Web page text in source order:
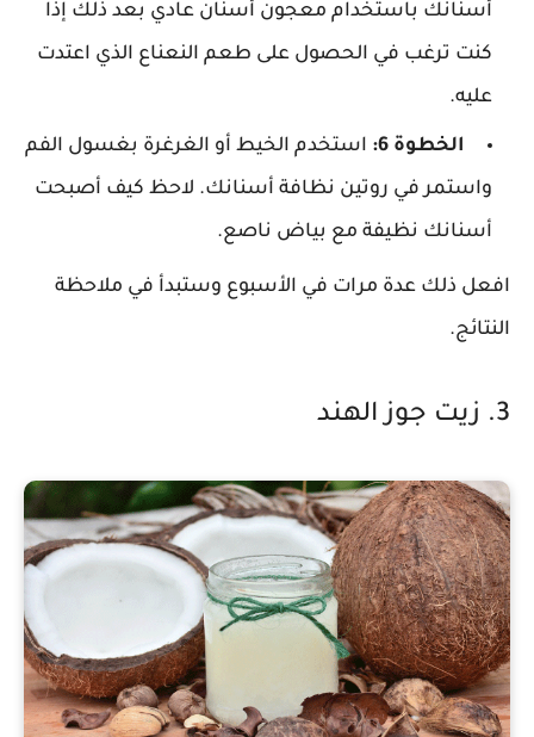
أسنانك باستخدام معجون أسنان عادي بعد ذلك إذا
كنت ترغب في الحصول على طعم النعناع الذي اعتدت
عليه.
الخطوة 6:
استخدم الخيط أو الغرغرة بغسول الفم
واستمر في روتين نظافة أسنانك. لاحظ كيف أصبحت
أسنانك نظيفة مع بياض ناصع.
افعل ذلك عدة مرات في الأسبوع وستبدأ في ملاحظة
النتائج.
3. زيت جوز الهند